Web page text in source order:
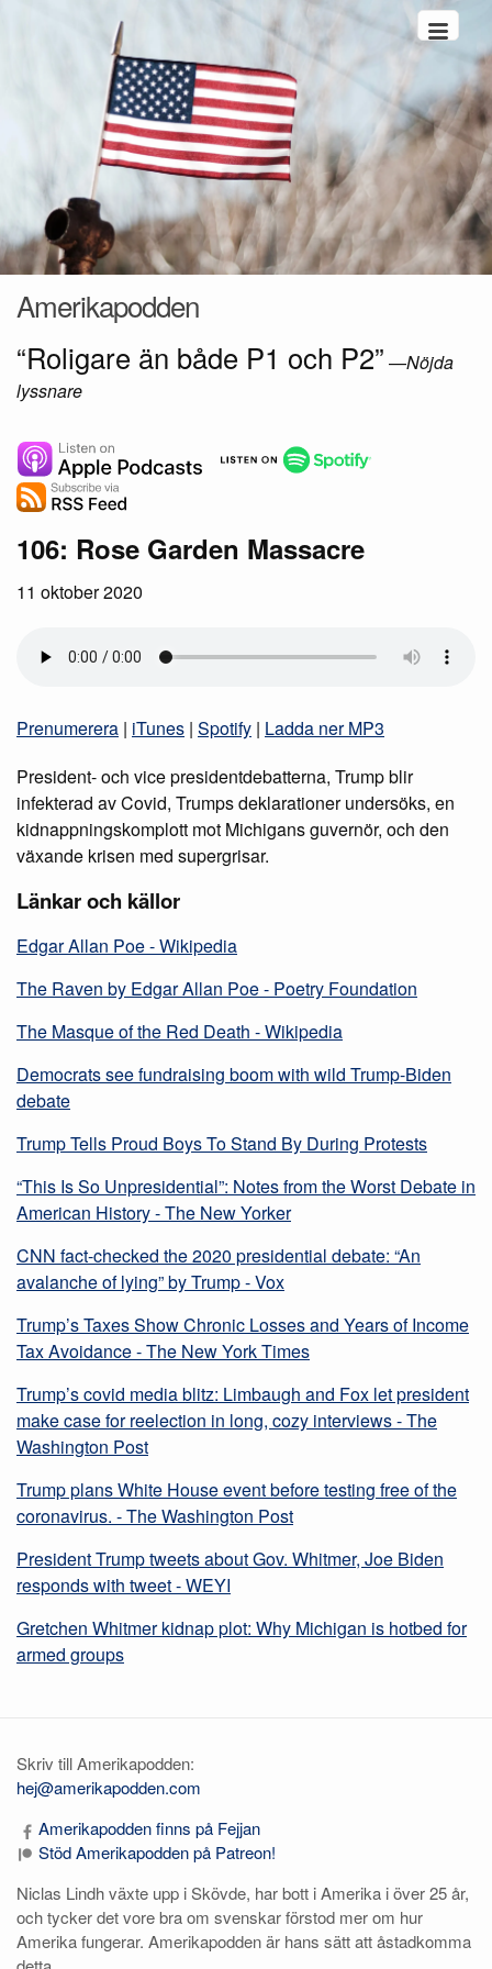
Amerikapodden
“Roligare än både P1 och P2” —Nöjda
lyssnare
106: Rose Garden Massacre
11 oktober 2020
Prenumerera | iTunes | Spotify | Ladda ner MP3
President- och vice presidentdebatterna, Trump blir
infekterad av Covid, Trumps deklarationer undersöks, en
kidnappningskomplott mot Michigans guvernör, och den
växande krisen med supergrisar.
Länkar och källor
Edgar Allan Poe - Wikipedia
The Raven by Edgar Allan Poe - Poetry Foundation
The Masque of the Red Death - Wikipedia
Democrats see fundraising boom with wild Trump-Biden
debate
Trump Tells Proud Boys To Stand By During Protests
“This Is So Unpresidential”: Notes from the Worst Debate in
American History - The New Yorker
CNN fact-checked the 2020 presidential debate: “An
avalanche of lying” by Trump - Vox
Trump’s Taxes Show Chronic Losses and Years of Income
Tax Avoidance - The New York Times
Trump’s covid media blitz: Limbaugh and Fox let president
make case for reelection in long, cozy interviews - The
Washington Post
Trump plans White House event before testing free of the
coronavirus. - The Washington Post
President Trump tweets about Gov. Whitmer, Joe Biden
responds with tweet - WEYI
Gretchen Whitmer kidnap plot: Why Michigan is hotbed for
armed groups
Skriv till Amerikapodden:
hej@amerikapodden.com
Amerikapodden finns på Fejjan
Stöd Amerikapodden på Patreon!
Niclas Lindh växte upp i Skövde, har bott i Amerika i över 25 år,
och tycker det vore bra om svenskar förstod mer om hur
Amerika fungerar. Amerikapodden är hans sätt att åstadkomma